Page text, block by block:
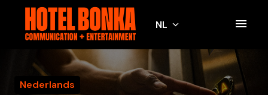
Overslaan
content
Homepagina NL
Nederlands